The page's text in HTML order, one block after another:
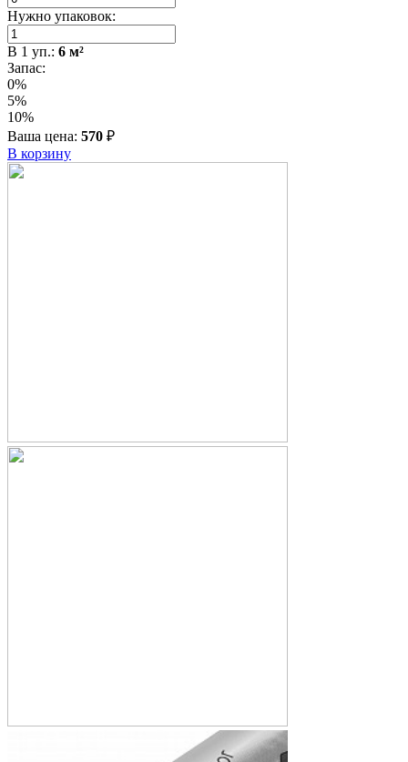
Нужно упаковок:
В 1 уп.: 6 м²
Запас:
0%
5%
10%
Ваша цена: 570 ₽
В корзину